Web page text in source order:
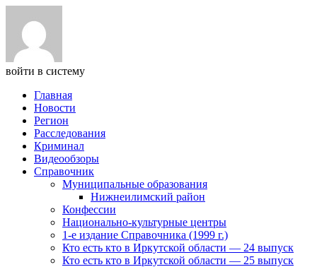
войти в систему
Главная
Новости
Регион
Расследования
Криминал
Видеообзоры
Справочник
Муниципальные образования
Нижнеилимский район
Конфессии
Национально-культурные центры
1-е издание Справочника (1999 г.)
Кто есть кто в Иркутской области — 24 выпуск
Кто есть кто в Иркутской области — 25 выпуск